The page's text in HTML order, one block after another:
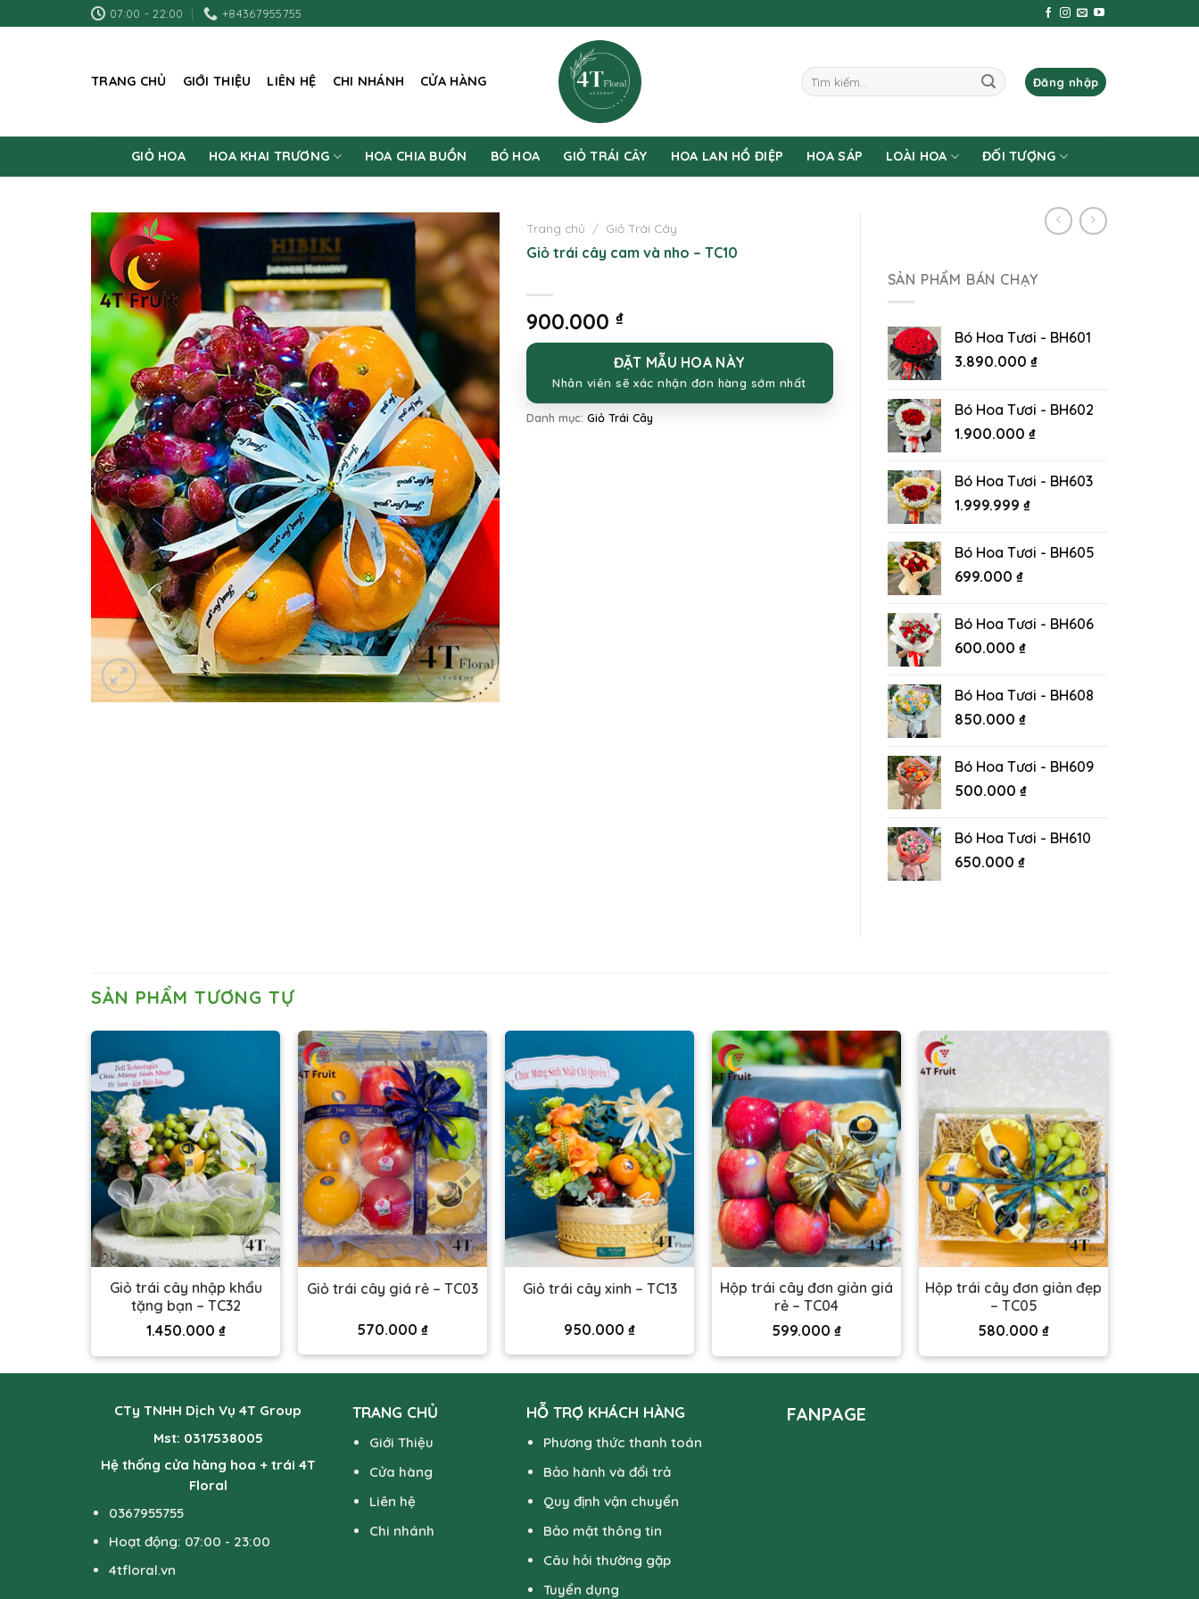
to
07:00 - 22:00 +84367955755
TRANG CHỦ GIỚI THIỆU LIÊN HỆ CHI NHÁNH CỬA HÀNG
Tìm
kiếm:
Đăng nhập
GIỎ HOA HOA KHAI TRƯƠNG HOA CHIA BUỒN BÓ HOA GIỎ TRÁI CÂY HOA LAN HỒ ĐIỆP HOA SÁP LOÀI HOA ĐỐI TƯỢNG
Trang chủ / Giỏ Trái Cây
Giỏ trái cây cam và nho – TC10
900.000 ₫
ĐẶT MẪU HOA NÀY
Nhân viên sẽ xác nhận đơn hàng sớm nhất
Danh mục: Giỏ Trái Cây
SẢN PHẨM BÁN CHẠY
Bó Hoa Tươi - BH601
3.890.000 ₫
Bó Hoa Tươi - BH602
1.900.000 ₫
Bó Hoa Tươi - BH603
1.999.999 ₫
Bó Hoa Tươi - BH605
699.000 ₫
Bó Hoa Tươi - BH606
600.000 ₫
Bó Hoa Tươi - BH608
850.000 ₫
Bó Hoa Tươi - BH609
500.000 ₫
Bó Hoa Tươi - BH610
650.000 ₫
SẢN PHẨM TƯƠNG TỰ
Giỏ trái cây nhập khẩu
tặng bạn – TC32
1.450.000 ₫
Giỏ trái cây giá rẻ – TC03
570.000 ₫
Giỏ trái cây xinh – TC13
950.000 ₫
Hộp trái cây đơn giản giá
rẻ – TC04
599.000 ₫
Hộp trái cây đơn giản đẹp
– TC05
580.000 ₫
CTy TNHH Dịch Vụ 4T Group
Mst: 0317538005
Hệ thống cửa hàng hoa + trái 4T
Floral
0367955755
Hoạt động: 07:00 - 23:00
4tfloral.vn
TRANG CHỦ
Giới Thiệu
Cửa hàng
Liên hệ
Chi nhánh
HỖ TRỢ KHÁCH HÀNG
Phương thức thanh toán
Bảo hành và đổi trả
Quy định vận chuyển
Bảo mật thông tin
Câu hỏi thường gặp
Tuyển dụng
FANPAGE